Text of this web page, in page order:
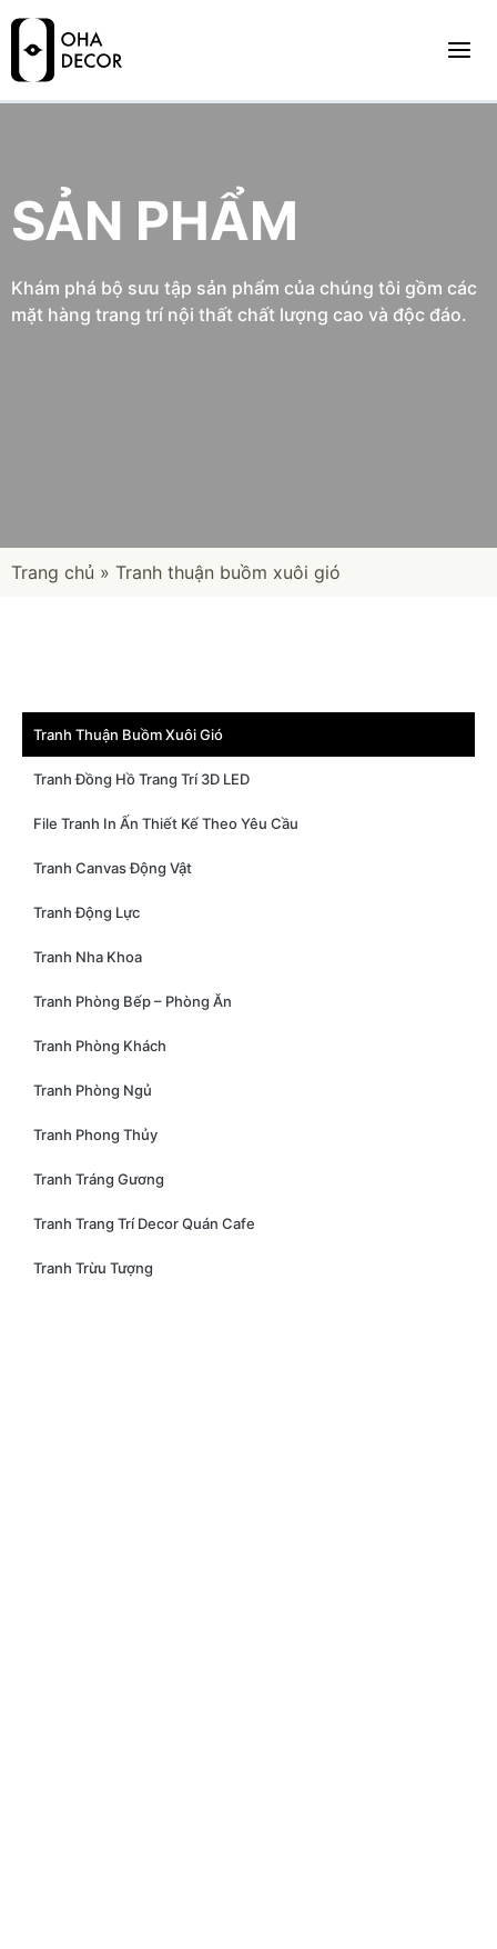
SẢN PHẨM
Khám phá bộ sưu tập sản phẩm của chúng tôi gồm các
mặt hàng trang trí nội thất chất lượng cao và độc đáo.
Trang chủ » Tranh thuận buồm xuôi gió
Tranh Thuận Buồm Xuôi Gió
Tranh Đồng Hồ Trang Trí 3D LED
File Tranh In Ấn Thiết Kế Theo Yêu Cầu
Tranh Canvas Động Vật
Tranh Động Lực
Tranh Nha Khoa
Tranh Phòng Bếp – Phòng Ăn
Tranh Phòng Khách
Tranh Phòng Ngủ
Tranh Phong Thủy
Tranh Tráng Gương
Tranh Trang Trí Decor Quán Cafe
Tranh Trừu Tượng